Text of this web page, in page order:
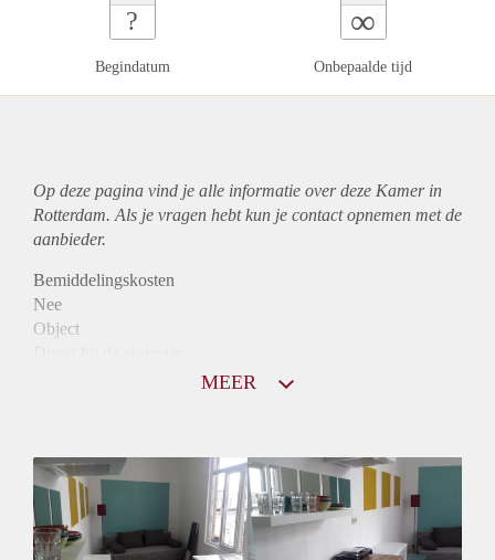
?
Begindatum
∞
Onbepaalde tijd
Op deze pagina vind je alle informatie over deze Kamer in
Rotterdam. Als je vragen hebt kun je contact opnemen met de
aanbieder.
Bemiddelingskosten
Nee
Object
Huurtoeslag
Mogelijk
Inkomen eis
2,8 X Maandhuur Bruto
MEER